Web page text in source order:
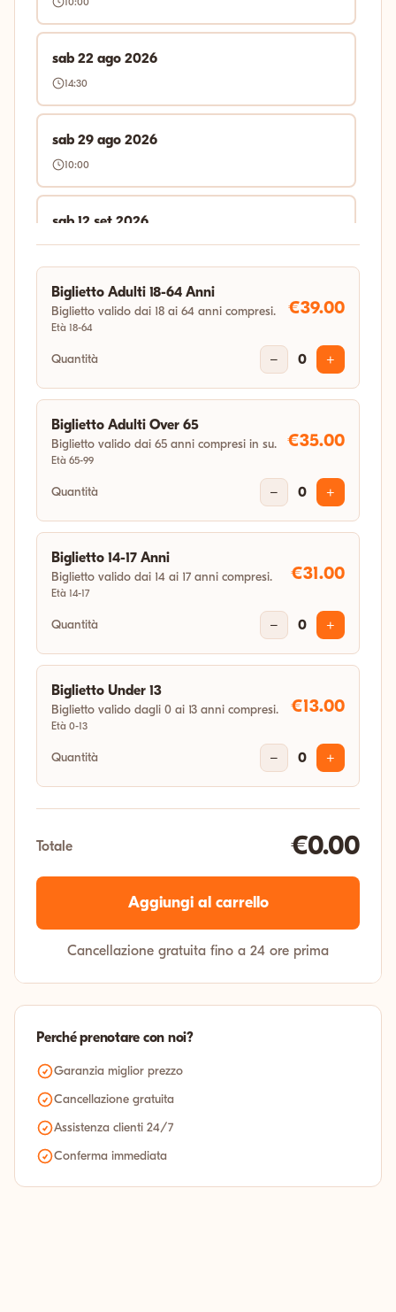
sab 22 ago 2026
14:30
sab 29 ago 2026
10:00
sab 12 set 2026
14:30
sab 19 set 2026
14:30
sab 26 set 2026
sab 10 ott 2026
10:00
14:30
sab 31 ott 2026
14:30
Biglietto Adulti 18-64 Anni
Biglietto valido dai 18 ai 64 anni compresi.
Età 18-64
€39.00
Quantità − 0 +
Biglietto Adulti Over 65
Biglietto valido dai 65 anni compresi in su.
Età 65-99
€35.00
Quantità − 0 +
Biglietto 14-17 Anni
Biglietto valido dai 14 ai 17 anni compresi.
Età 14-17
€31.00
Quantità − 0 +
Biglietto Under 13
Biglietto valido dagli 0 ai 13 anni compresi.
Età 0-13
€13.00
Quantità − 0 +
Totale €0.00
Aggiungi al carrello
Cancellazione gratuita fino a 24 ore prima
Perché prenotare con noi?
Garanzia miglior prezzo
Cancellazione gratuita
Assistenza clienti 24/7
Conferma immediata